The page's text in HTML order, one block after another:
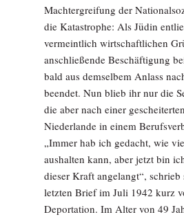
Machtergreifung der
die Katastrophe: Als Jüdin
vermeintlich wirtschaftlichen
anschließende Beschäftigung
bald aus demselbem Anlass
beendet. Nun blieb ihr nur die
die aber nach einer
Niederlande in einem
„Immer hab ich gedacht, wie
aushalten kann, aber jetzt bin
dieser Kraft angelangt“, schrieb
letzten Brief im Juli 1942 kurz
Deportation. Im Alter von 49